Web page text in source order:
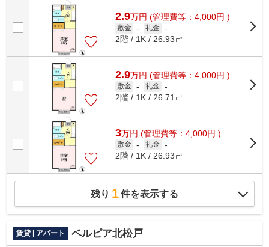
2.9万円 (管理費等：4,000円 )
敷金 - 礼金 -
2階 / 1K / 26.93㎡
2.9万円 (管理費等：4,000円 )
敷金 - 礼金 -
2階 / 1K / 26.71㎡
3万円 (管理費等：4,000円 )
敷金 - 礼金 -
2階 / 1K / 26.93㎡
残り 1件を表示する
賃貸 | アパート ベルピア北松戸